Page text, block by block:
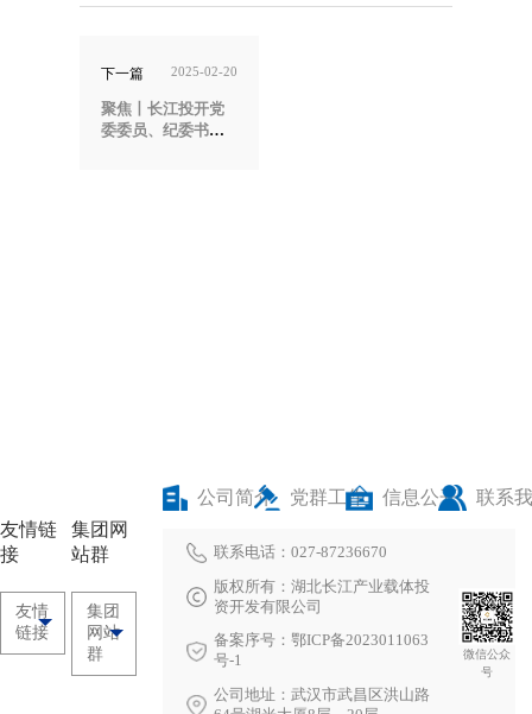
下一篇 2025-02-20
聚焦丨长江投开党
委委员、纪委书记
友情链
接
友情
链接
集团网
站群
集团
网站
群
公司简介 党群工作 信息公开 联系
联系电话：027-87236670
版权所有：湖北长江产业载体投
资开发有限公司
备案序号：鄂ICP备2023011063
号-1
公司地址：武汉市武昌区洪山路
微信公众
号